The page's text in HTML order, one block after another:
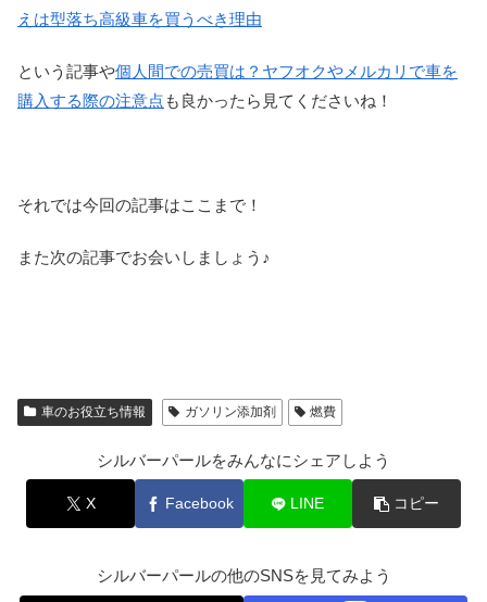
えは型落ち高級車を買うべき理由
という記事や個人間での売買は？ヤフオクやメルカリで車を
購入する際の注意点 も良かったら見てくださいね！
それでは今回の記事はここまで！
また次の記事でお会いしましょう♪
車のお役立ち情報 ガソリン添加剤 燃費
シルバーパールをみんなにシェアしよう
X Facebook LINE コピー
シルバーパールの他のSNSを見てみよう